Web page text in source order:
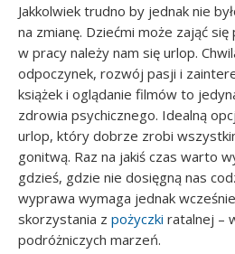
Jakkolwiek trudno by jednak nie
na zmianę. Dziećmi może zająć
w pracy należy nam się urlop.
odpoczynek, rozwój pasji i
książek i oglądanie filmów to
zdrowia psychicznego. Idealną
urlop, który dobrze zrobi
gonitwą. Raz na jakiś czas warto
gdzieś, gdzie nie dosięgną nas
wyprawa wymaga jednak
skorzystania z pożyczki ratalnej –
podróżniczych marzeń.